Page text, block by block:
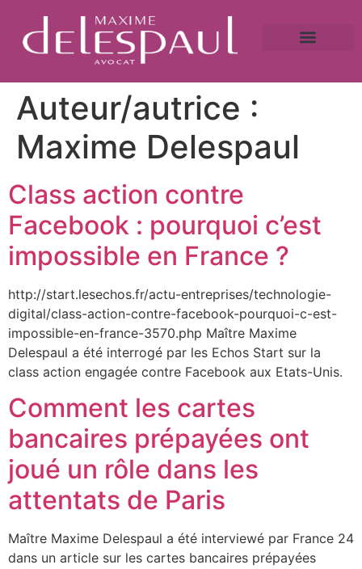
Auteur/autrice :
Maxime Delespaul
Class action contre
Facebook : pourquoi c’est
impossible en France ?
http://start.lesechos.fr/actu-entreprises/technologie-
digital/class-action-contre-facebook-pourquoi-c-est-
impossible-en-france-3570.php Maître Maxime
Delespaul a été interrogé par les Echos Start sur la
class action engagée contre Facebook aux Etats-Unis.
Comment les cartes
bancaires prépayées ont
joué un rôle dans les
attentats de Paris
Maître Maxime Delespaul a été interviewé par France 24
dans un article sur les cartes bancaires prépayées